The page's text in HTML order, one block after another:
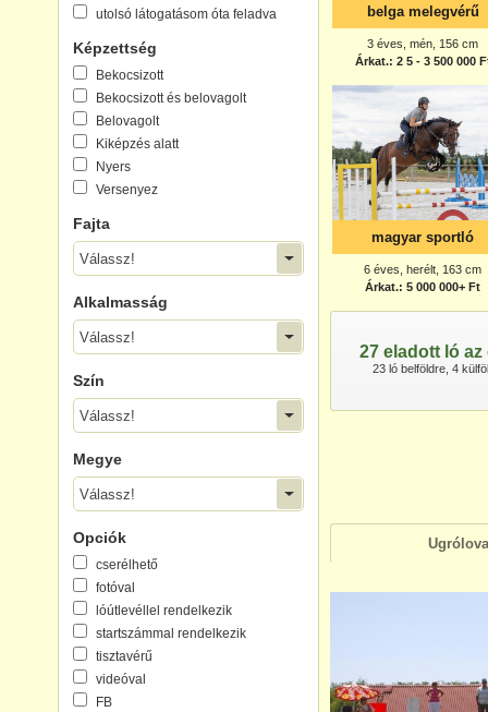
utolsó látogatásom óta feladva
Képzettség
Bekocsizott
Bekocsizott és belovagolt
Belovagolt
Kiképzés alatt
Nyers
Versenyez
Fajta
Válassz!
Alkalmasság
Válassz!
Szín
Válassz!
Megye
Válassz!
Opciók
cserélhető
fotóval
lóútlevéllel rendelkezik
startszámmal rendelkezik
tisztavérű
videóval
FB
belga melegvérű
3 éves, mén, 156 cm
Árkat.: 2 5 - 3 500 000
magyar sportló
6 éves, herélt, 163 cm
Árkat.: 5 000 000+ Ft
27 eladott ló
23 ló belföldre, 4